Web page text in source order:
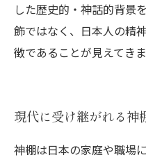
した歴史的・神話的背景
飾ではなく、日本人の精
徴であることが見えてきま
現代に受け継がれる神
神棚は日本の家庭や職場